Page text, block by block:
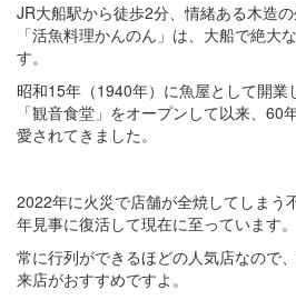
JR大船駅から徒歩2分、情緒ある木造
「活魚料理かんのん」は、大船で絶大
す。
昭和15年（1940年）に魚屋として開
「観音食堂」をオープンして以来、60
愛されてきました。
2022年に火災で店舗が全焼してしまう
年見事に復活して現在に至っています。
常に行列ができるほどの人気店なので
来店がおすすめですよ。